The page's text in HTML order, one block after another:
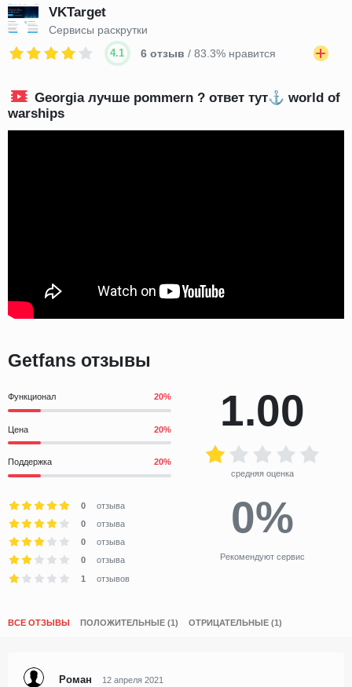
VKTarget
Сервисы раскрутки
4.1 6 отзыв / 83.3% нравится
Georgia лучше pommern ? ответ тут⚓ world of
warships
Getfans отзывы
Функционал
Цена
Поддержка
1.00
средняя оценка
0
отзыва
0
отзыва
0
отзыва
0
отзыва
1
отзывов
0%
Рекомендуют сервис
ВСЕ ОТЗЫВЫ ПОЛОЖИТЕЛЬНЫЕ (1) ОТРИЦАТЕЛЬНЫЕ (1)
Роман 12 апреля 2021